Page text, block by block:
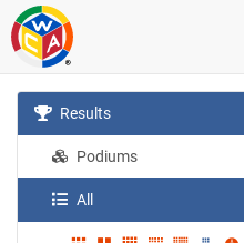
Results
Podiums
All